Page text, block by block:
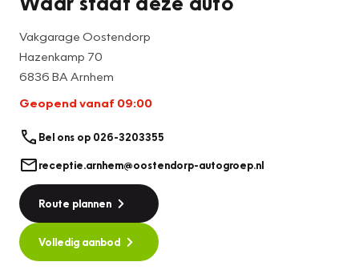
Vakgarage Oostendorp
Hazenkamp 70
6836 BA Arnhem
Geopend vanaf 09:00
Bel ons op 026-3203355
receptie.arnhem@oostendorp-autogroep.nl
Route plannen
Volledig aanbod